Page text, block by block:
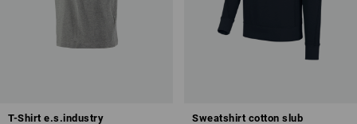
T-Shirt e.s.industry Sweatshirt cotton slub